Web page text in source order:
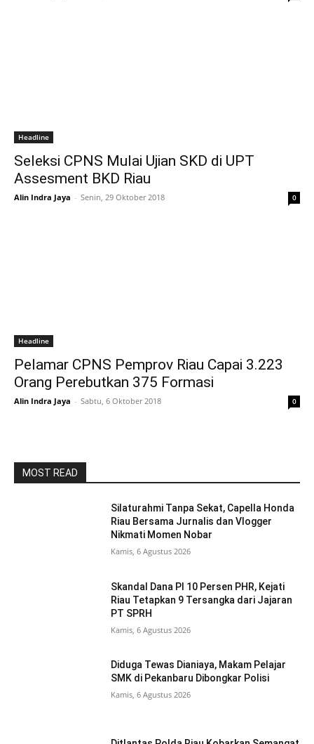
Headline
Seleksi CPNS Mulai Ujian SKD di UPT
Assesment BKD Riau
Alin Indra Jaya - Senin, 29 Oktober 2018 0
Headline
Pelamar CPNS Pemprov Riau Capai 3.223
Orang Perebutkan 375 Formasi
Alin Indra Jaya - Sabtu, 6 Oktober 2018 0
MOST READ
Silaturahmi Tanpa Sekat, Capella Honda
Riau Bersama Jurnalis dan Vlogger
Nikmati Momen Nobar
Kamis, 6 Agustus 2026
Skandal Dana PI 10 Persen PHR, Kejati
Riau Tetapkan 9 Tersangka dari Jajaran
PT SPRH
Kamis, 6 Agustus 2026
Diduga Tewas Dianiaya, Makam Pelajar
SMK di Pekanbaru Dibongkar Polisi
Kamis, 6 Agustus 2026